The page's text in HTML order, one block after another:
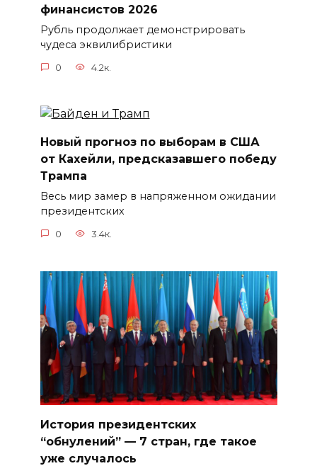
финансистов 2026
Рубль продолжает демонстрировать
чудеса эквилибристики
0 4.2к.
Новый прогноз по выборам в США
от Кахейли, предсказавшего победу
Трампа
Весь мир замер в напряженном ожидании
президентских
0 3.4к.
История президентских
“обнулений” — 7 стран, где такое
уже случалось